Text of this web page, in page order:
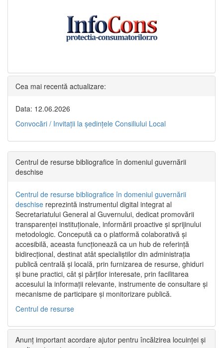
Cea mai recentă actualizare:
Data: 12.06.2026
Convocări / Invitaţii la şedinţele Consiliului Local
Centrul de resurse bibliografice în domeniul guvernării
deschise
Centrul de resurse bibliografice în domeniul guvernării
deschise reprezintă instrumentul digital integrat al
Secretariatului General al Guvernului, dedicat promovării
transparenței instituționale, informării proactive și sprijinului
metodologic. Concepută ca o platformă colaborativă și
accesibilă, aceasta funcționează ca un hub de referință
bidirecțional, destinat atât specialiștilor din administrația
publică centrală și locală, prin furnizarea de resurse, ghiduri
și bune practici, cât și părților interesate, prin facilitarea
accesului la informații relevante, instrumente de consultare și
mecanisme de participare și monitorizare publică.
Centrul de resurse
Anunț important acordare ajutor pentru încălzirea locuinței și